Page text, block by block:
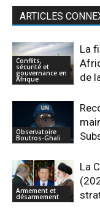
ARTICLES
Conflits,
sécurité et
gouvernance en
Afrique
La
de
Observatoire
Boutros-Ghali
Armement et
désarmement
La